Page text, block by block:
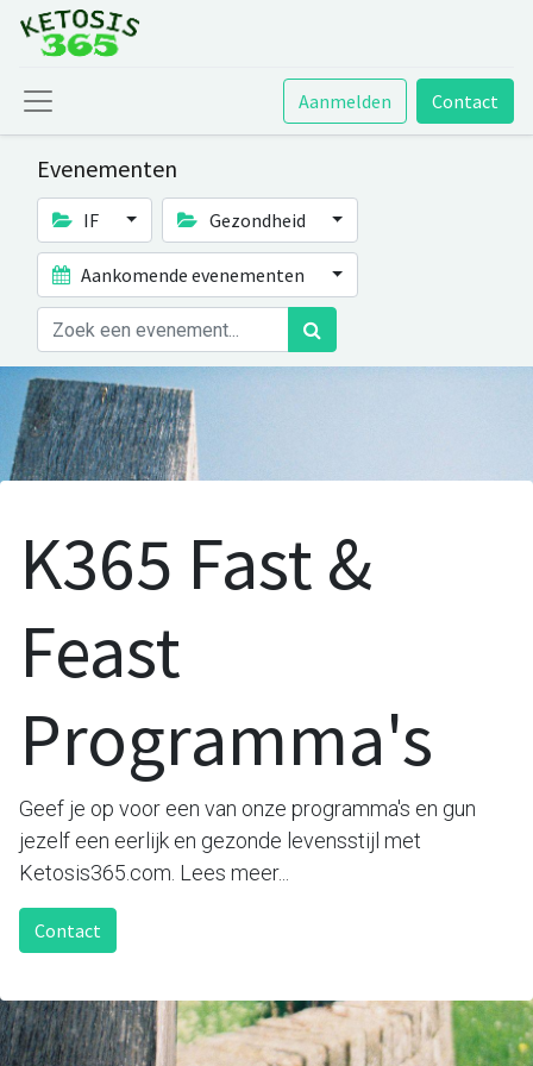
Aanmelden Contact
Evenementen
IF Gezondheid
Aankomende evenementen
K365 Fast &
Feast
Programma's
Geef je op voor een van onze programma's en gun
jezelf een eerlijk en gezonde levensstijl met
Ketosis365.com. Lees meer...
Contact